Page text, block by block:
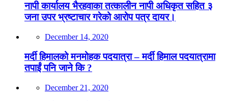
नापी कार्यालय भैरहवाका तत्कालीन नापी अधिकृत सहित ३
जना उपर भ्रष्टाचार गरेको आरोप पत्र दायर।
December 14, 2020
मर्दी हिमालको मनमोहक पदयात्रा – मर्दी हिमाल पदयात्रामा
तपाईं पनि जाने कि ?
December 21, 2020